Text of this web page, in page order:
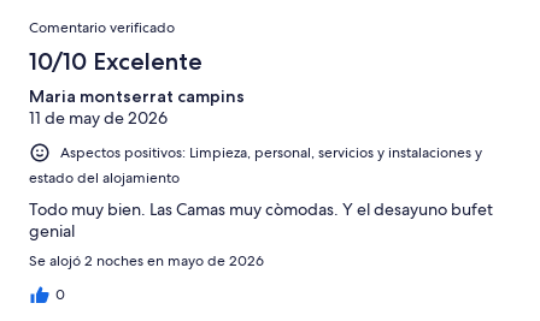
puntuación
Normal
una
puntuación
Mediocre
1019
una
puntuación
de
Comentarios
Comentario verificado
10/10 Excelente
Maria montserrat campins
11 de may de 2026
Aspectos positivos: Limpieza, personal, servicios y instalaciones y
estado del alojamiento
Todo muy bien. Las Camas muy còmodas. Y el desayuno bufet
genial
Se alojó 2 noches en mayo de 2026
0